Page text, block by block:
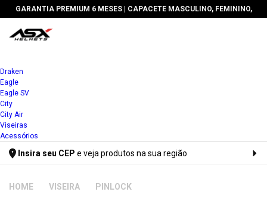
GARANTIA PREMIUM 6 MESES| CAPACETE MASCULINO, FEMININO,
Draken
Eagle
Eagle SV
City
City Air
Viseiras
Acessórios
Insira seu CEP e veja produtos na sua região
VISEIRA PINLOCK
2x
3x
4x
5x
6x